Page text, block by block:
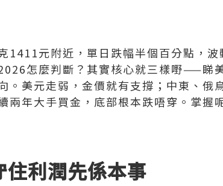
1411元附近，單日跌幅半個百分點，
怎麼判斷？其實核心就三樣嘢——睇
。美元走弱，金價就有支撐；中東、俄
兩年大手買金，底部根本跌唔穿。掌握
利潤先係本事